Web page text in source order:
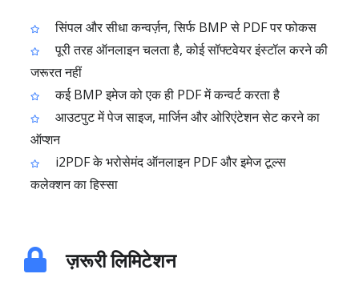
सिंपल और सीधा कन्वर्ज़न, सिर्फ BMP से PDF पर फोकस
पूरी तरह ऑनलाइन चलता है, कोई सॉफ्टवेयर इंस्टॉल करने की
जरूरत नहीं
कई BMP इमेज को एक ही PDF में कन्वर्ट करता है
आउटपुट में पेज साइज, मार्जिन और ओरिएंटेशन सेट करने का
ऑप्शन
i2PDF के भरोसेमंद ऑनलाइन PDF और इमेज टूल्स
कलेक्शन का हिस्सा
ज़रूरी लिमिटेशन